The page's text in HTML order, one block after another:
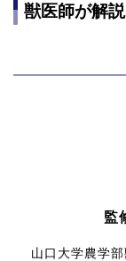
獣医師が解
監
山口大学農学